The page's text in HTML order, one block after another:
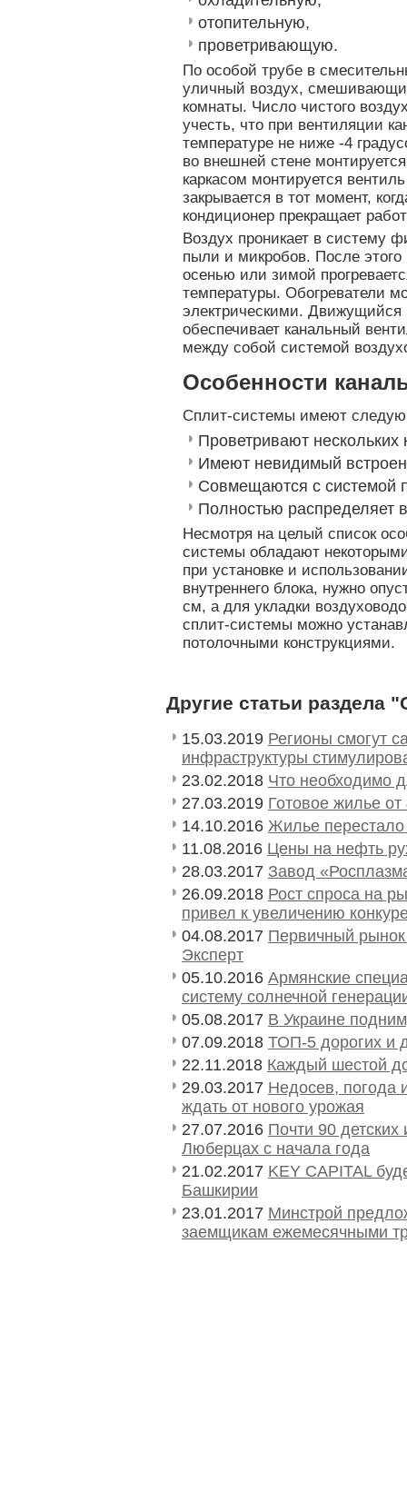
отопительную,
проветривающую.
По особой трубе в
уличный воздух,
комнаты. Число чистого
учесть, что при вентиляции
температуре не ниже -4
во внешней стене
каркасом монтируется
закрывается в тот момент,
кондиционер прекращает
Воздух проникает в систему
пыли и микробов. После этого
осенью или зимой
температуры. Обогреватели
электрическими. Движущийся
обеспечивает канальный
между собой системой
Особенности
Сплит-системы имеют
Проветривают
Имеют невидимый
Совмещаются с системой
Полностью распределяет
Несмотря на целый список
системы обладают
при установке и
внутреннего блока, нужно
см, а для укладки
сплит-системы можно
потолочными конструкциями.
Другие статьи раздела
15.03.2019 Регионы смогут
инфраструктуры
23.02.2018 Что необходимо
27.03.2019 Готовое жилье
14.10.2016 Жилье
11.08.2016 Цены на нефть
28.03.2017 Завод
26.09.2018 Рост спроса на
привел к увеличению
04.08.2017 Первичный рынок
Эксперт
05.10.2016 Армянские
систему солнечной
05.08.2017 В Украине
07.09.2018 ТОП-5 дорогих и
22.11.2018 Каждый шестой
29.03.2017 Недосев, погода
ждать от нового урожая
27.07.2016 Почти 90
Люберцах с начала года
21.02.2017 KEY CAPITAL
Башкирии
23.01.2017 Минстрой
заемщикам ежемесячными